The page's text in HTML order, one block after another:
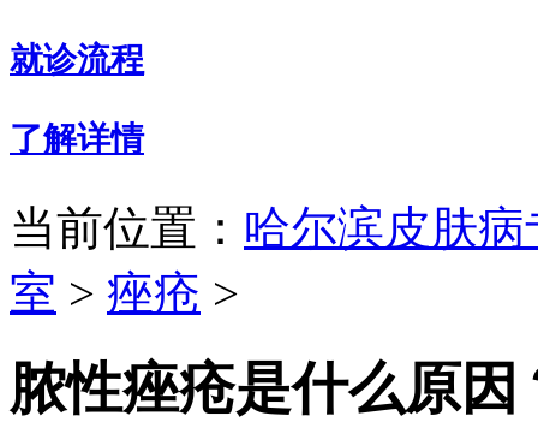
就诊流程
了解详情
当前位置： 哈尔滨皮肤
室 > 痤疮 >
脓性痤疮是什么原因